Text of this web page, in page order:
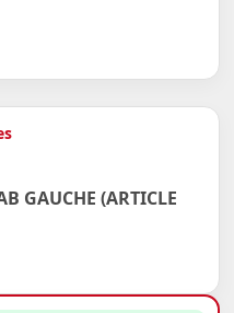
GAUCHE (ARTICLE